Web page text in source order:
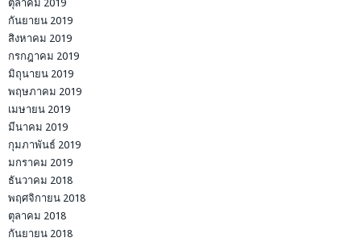
ตุลาคม 2019
กันยายน 2019
สิงหาคม 2019
กรกฎาคม 2019
มิถุนายน 2019
พฤษภาคม 2019
เมษายน 2019
มีนาคม 2019
กุมภาพันธ์ 2019
มกราคม 2019
ธันวาคม 2018
พฤศจิกายน 2018
ตุลาคม 2018
กันยายน 2018